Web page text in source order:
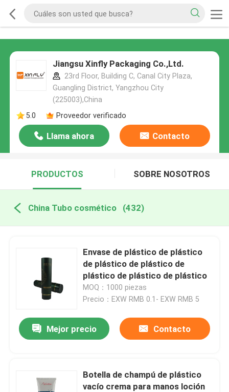
Jiangsu Xinfly Packaging Co.,Ltd.
23rd Floor, Building C, Canal City Plaza,
Guangling District, Yangzhou City
(225003),China
5.0
Proveedor verificado
Llama ahora Contacto
PRODUCTOS SOBRE NOSOTROS
China Tubo cosmético (432)
Envase de plástico de plástico
de plástico de plástico de
plástico de plástico de plástico
MOQ：1000 piezas
Precio：EXW RMB 0.1- EXW RMB 5
Mejor precio Contacto
Botella de champú de plástico
vacío crema para manos loción